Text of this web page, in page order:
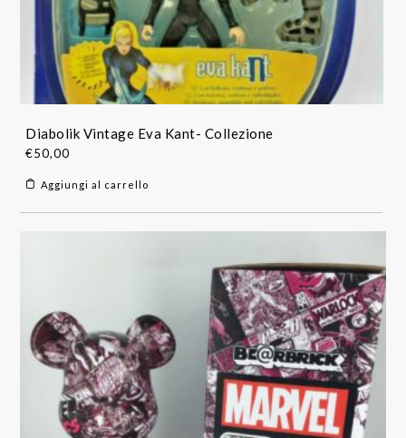
Diabolik Vintage Eva Kant- Collezione
€50,00
Aggiungi al carrello